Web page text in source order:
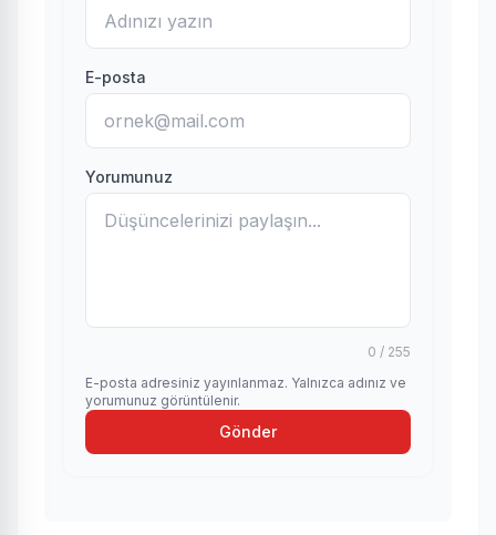
E-posta
Yorumunuz
0 / 255
E-posta adresiniz yayınlanmaz. Yalnızca adınız ve
yorumunuz görüntülenir.
Gönder